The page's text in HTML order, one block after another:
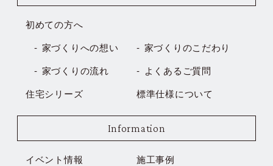
初めての方へ
家づくりへの想い
家づくりのこだわり
家づくりの流れ
よくあるご質問
住宅シリーズ
標準仕様について
Information
イベント情報
施工事例